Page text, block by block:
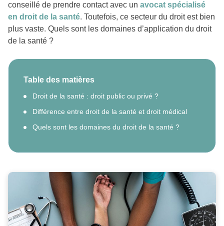
conseillé de prendre contact avec un avocat spécialisé
en droit de la santé. Toutefois, ce secteur du droit est bien
plus vaste. Quels sont les domaines d’application du droit
de la santé ?
Table des matières
Droit de la santé : droit public ou privé ?
Différence entre droit de la santé et droit médical
Quels sont les domaines du droit de la santé ?